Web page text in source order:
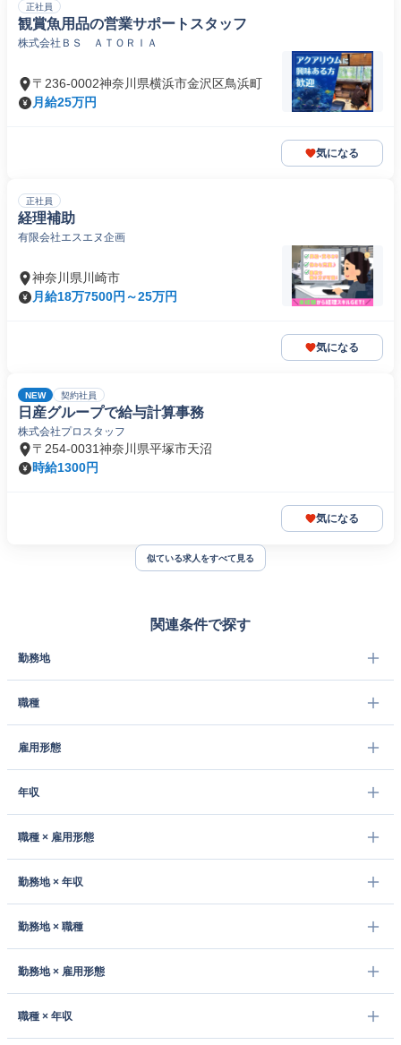
正社員
観賞魚用品の営業サポートスタッフ
株式会社ＢＳ ＡＴＯＲＩＡ
〒236-0002神奈川県横浜市金沢区鳥浜町
月給25万円
気になる
正社員
経理補助
有限会社エスエヌ企画
神奈川県川崎市
月給18万7500円～25万円
気になる
NEW 契約社員
日産グループで給与計算事務
株式会社プロスタッフ
〒254-0031神奈川県平塚市天沼
時給1300円
気になる
似ている求人をすべて見る
関連条件で探す
勤務地
職種
雇用形態
年収
職種 × 雇用形態
勤務地 × 年収
勤務地 × 職種
勤務地 × 雇用形態
職種 × 年収